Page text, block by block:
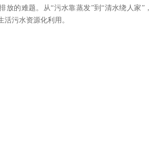
放的难题。从“污水靠蒸发”到“清水绕人家”，
污水资源化利用。